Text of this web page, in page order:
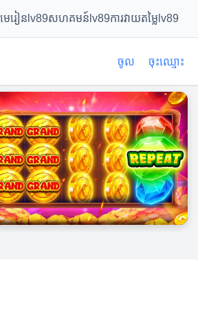
មេរៀនlv89សហគមន៍lv89ការវាយតម្លៃlv89
ចូល ចុះឈ្មោះ